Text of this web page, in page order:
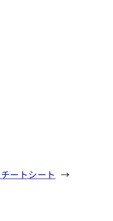
ートシート →